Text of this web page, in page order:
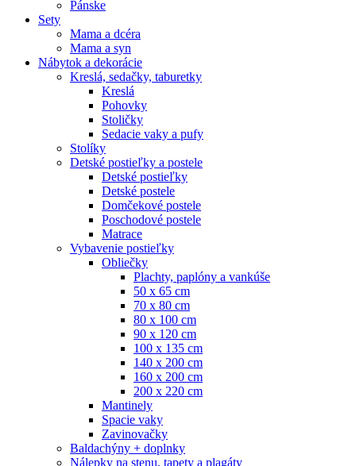
Pánske
Sety
Mama a dcéra
Mama a syn
Nábytok a dekorácie
Kreslá, sedačky, taburetky
Kreslá
Pohovky
Stoličky
Sedacie vaky a pufy
Stolíky
Detské postieľky a postele
Detské postieľky
Detské postele
Domčekové postele
Poschodové postele
Matrace
Vybavenie postieľky
Obliečky
Plachty, paplóny a vankúše
50 x 65 cm
70 x 80 cm
80 x 100 cm
90 x 120 cm
100 x 135 cm
140 x 200 cm
160 x 200 cm
200 x 220 cm
Mantinely
Spacie vaky
Zavinovačky
Baldachýny + doplnky
Nálepky na stenu, tapety a plagáty